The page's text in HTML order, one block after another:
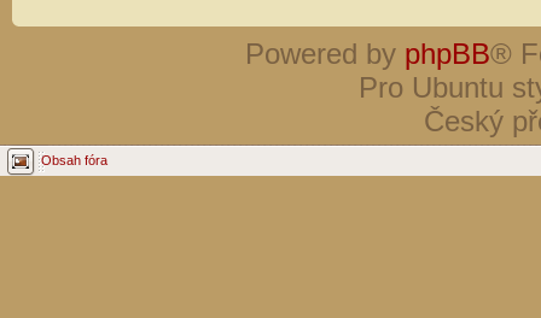
Powered by phpBB®
Pro Ubuntu
Český
Obsah fóra